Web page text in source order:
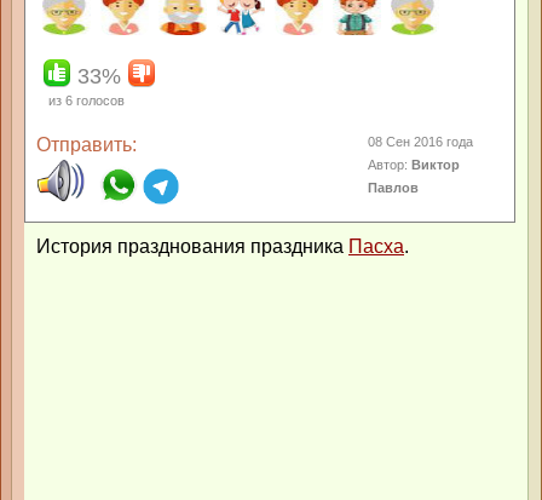
33%
из 6 голосов
Отправить:
08 Сен 2016 года
Автор:Виктор
Павлов
История празднования праздника Пасха.